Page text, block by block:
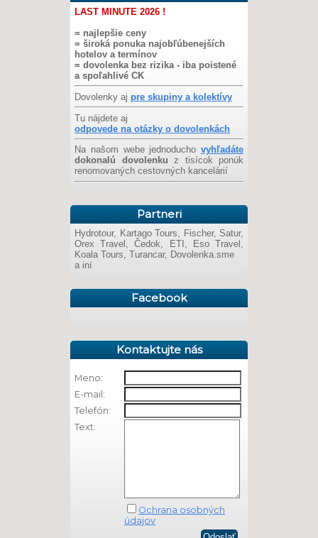
LAST MINUTE 2026 !
= najlepšie ceny
= široká ponuka najobľúbenejších
hotelov a termínov
= dovolenka bez rizika - iba poistené
a spoľahlivé CK
Dovolenky aj pre skupiny a kolektívy
Tu nájdete aj
odpovede na otázky o dovolenkách
Na našom webe jednoducho vyhľadáte
dokonalú dovolenku z tisícok ponúk
renomovaných cestovných kancelárií
Partneri
Hydrotour, Kartago Tours, Fischer, Satur,
Orex Travel, Čedok, ETI, Eso Travel,
Koala Tours, Turancar, Dovolenka.sme
a iní
Facebook
Kontaktujte nás
Meno:
E-mail:
Telefón:
Text:
Ochrana osobných
údajov